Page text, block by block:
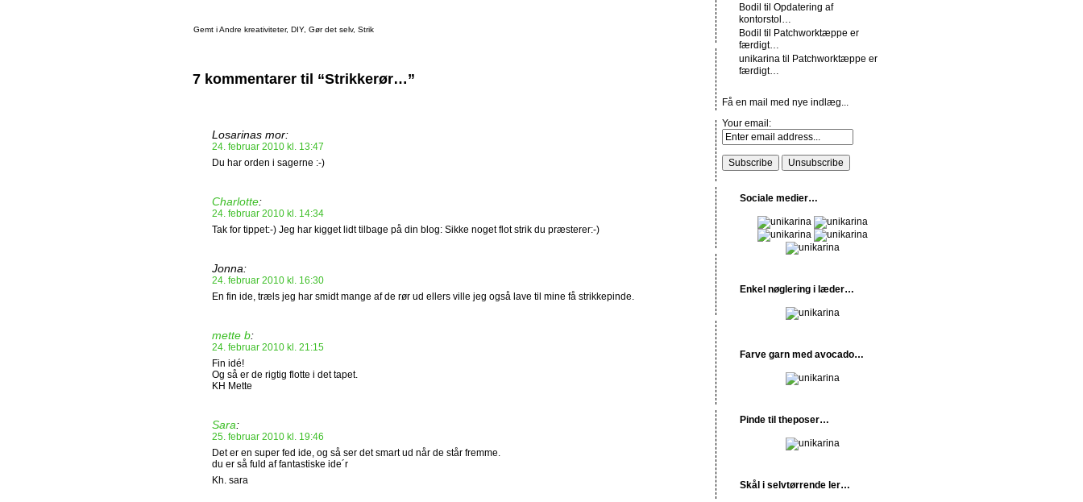
Gemt iAndre kreativiteter, DIY, Gør det selv, Strik
7 kommentarer til “Strikkerør…”
Losarinas mor:
24. februar 2010 kl. 13:47
Du har orden i sagerne :-)
Charlotte:
24. februar 2010 kl. 14:34
Tak for tippet:-) Jeg har kigget lidt tilbage på din blog: Sikke noget flot strik du præsterer:-)
Jonna:
24. februar 2010 kl. 16:30
En fin ide, træls jeg har smidt mange af de rør ud ellers ville jeg også lave til mine få strikkepinde.
mette b:
24. februar 2010 kl. 21:15
Fin idé!
Og så er de rigtig flotte i det tapet.
KH Mette
Sara:
25. februar 2010 kl. 19:46
Det er en super fed ide, og så ser det smart ud når de står fremme.
du er så fuld af fantastiske ide´r
Kh. sara
Bodil til Opdatering af
kontorstol…
Bodil til
Patchworktæppe er
færdigt…
unikarina til
Patchworktæppe er
færdigt…
Få en mail med nye indlæg...
Your email:
Sociale medier…
Enkel nøglering i læder…
Farve garn med avocado…
Pinde til theposer…
Skål i selvtørrende ler…